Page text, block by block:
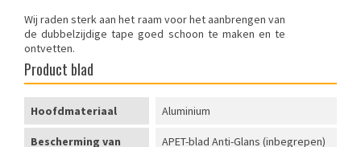
Wij raden sterk aan het raam voor het aanbrengen van
de dubbelzijdige tape goed schoon te maken en te
ontvetten.
Product blad
Hoofdmateriaal Aluminium
Bescherming van
APET-blad Anti-Glans (inbegrepen)